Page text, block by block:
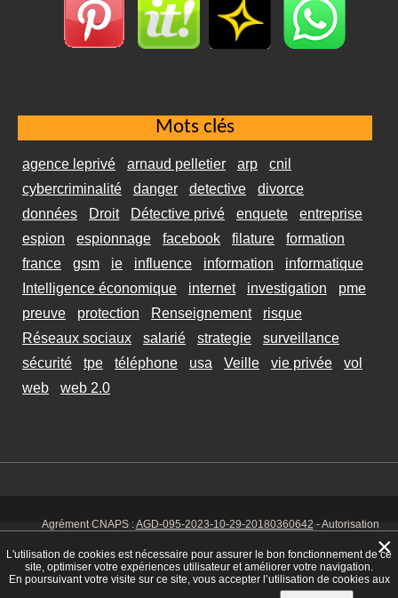
Mots clés
agence leprivé arnaud pelletier arp
cnil
cybercriminalité
danger detective
divorce
données
Droit Détective privé enquete
entreprise
espion
espionnage facebook filature
formation
france
gsm ie influence information
informatique
Intelligence économique
internet investigation
pme
preuve
protection Renseignement
risque
Réseaux sociaux
salarié strategie
surveillance
sécurité
tpe téléphone usa Veille vie privée
vol
web
web 2.0
Agrément CNAPS :AGD-095-2023-10-29-20180360642 - Autorisation
925 00038 - Code NAF 8030 Z -Mentions Légales-CookiesTél. : 06 14
01 75 32
L'utilisation de cookies est nécessaire pour assurer le bon fonctionnement de ce
site, optimiser votre expériences utilisateur et améliorer votre navigation.
En poursuivant votre visite sur ce site, vous accepter l’utilisation de cookies aux
×